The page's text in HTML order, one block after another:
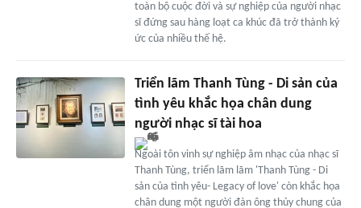
toàn bộ cuộc đời và sự nghiệp của người nhạc
sĩ đứng sau hàng loạt ca khúc đã trở thành ký
ức của nhiều thế hệ.
Triển lãm Thanh Tùng - Di sản của
tình yêu khắc họa chân dung
người nhạc sĩ tài hoa
Ngoài tôn vinh sự nghiệp âm nhạc của nhạc sĩ
Thanh Tùng, triển lãm lãm 'Thanh Tùng - Di
sản của tình yêu- Legacy of love' còn khắc họa
chân dung một người đàn ông thủy chung của